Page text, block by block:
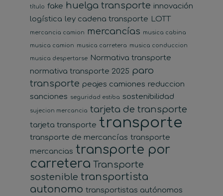
título fake huelga transporte innovación
logística ley cadena transporte LOTT
mercancia camion mercancías musica cabina
musica camion musica carretera musica conduccion
musica despertarse
Normativa transporte
normativa transporte 2025 paro
transporte peajes camiones reduccion
sanciones
seguridad estiba sostenibilidad
sujecion mercancia tarjeta de transporte
tarjeta transporte transporte
transporte de mercancías transporte
mercancias transporte por
carretera Transporte
sostenible transportista
autonomo transportistas autónomos